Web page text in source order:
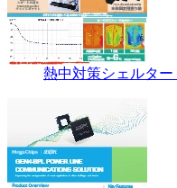
熱中対策シェルタ